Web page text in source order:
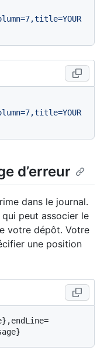
d’erreur
dans le journal.
peut associer le
votre dépôt. Votre
une position